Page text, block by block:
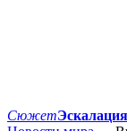
Сюжет